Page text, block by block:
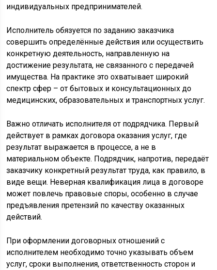
индивидуальных предпринимателей.
Исполнитель обязуется по заданию заказчика
совершить определённые действия или осуществить
конкретную деятельность, направленную на
достижение результата, не связанного с передачей
имущества. На практике это охватывает широкий
спектр сфер – от бытовых и консультационных до
медицинских, образовательных и транспортных услуг.
Важно отличать исполнителя от подрядчика. Первый
действует в рамках договора оказания услуг, где
результат выражается в процессе, а не в
материальном объекте. Подрядчик, напротив, передаёт
заказчику конкретный результат труда, как правило, в
виде вещи. Неверная квалификация лица в договоре
может повлечь правовые споры, особенно в случае
предъявления претензий по качеству оказанных
действий.
При оформлении договорных отношений с
исполнителем необходимо точно указывать объем
услуг, сроки выполнения, ответственность сторон и